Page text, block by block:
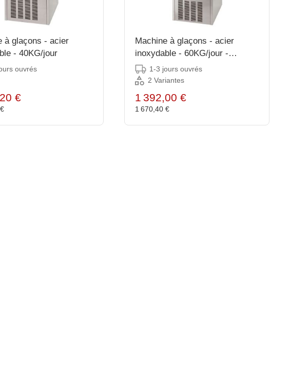
à glaçons - acier
- 40KG/jour
ouvrés
€
Machine à glaçons - acier
inoxydable - 60KG/jour -
Conteneur de stockage de 30
kg
1-3 jours ouvrés
2 Variantes
1 392,00 €
1 670,40 €